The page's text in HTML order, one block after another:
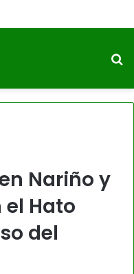
Nariño y
el Hato
del